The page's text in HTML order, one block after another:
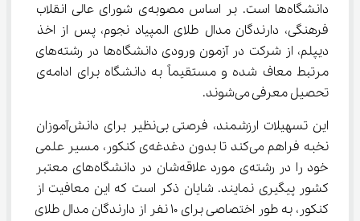
دانشگاه‌ها است. بر اساس مصوبه‌ی شورای عالی انقلاب
فرهنگی، دارندگان مدال طلای المپیاد نجوم، پس از اخذ
دیپلم، از شرکت در آزمون ورودی دانشگاه‌ها در رشته‌های
مرتبط معاف شده و مستقیماً به دانشگاه برای ادامه‌ی
تحصیل معرفی می‌شوند.
این تسهیلات ارزشمند، فرصتی بی‌نظیر برای دانش‌آموزان
نخبه فراهم می‌کند تا بدون دغدغه‌ی کنکور، مسیر علمی
خود را در رشته‌ی مورد علاقه‌شان در دانشگاه‌های معتبر
کشور پیگیری نمایند. شایان ذکر است که این معافیت از
کنکور، به طور اختصاصی برای 10 نفر از دارندگان مدال طلای